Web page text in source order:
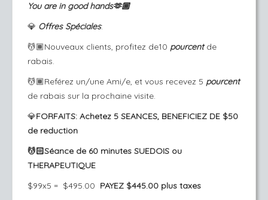
You are in good hands🫶🏾
💎 Offres Spéciales:
💆🏾Nouveaux clients, profitez de10 pourcentde
rabais.
💆🏾Reférez un/une Ami/e, et vous recevez 5 pourcent
de rabais sur la prochaine visite.
💎FORFAITS: Achetez 5 SEANCES, BENEFICIEZ DE $50
de reduction
💆🏻Séance de 60 minutes SUEDOIS ou
THERAPEUTIQUE
$99x5 = $495.00 PAYEZ $445.00 plus taxes